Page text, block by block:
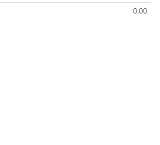
0.00